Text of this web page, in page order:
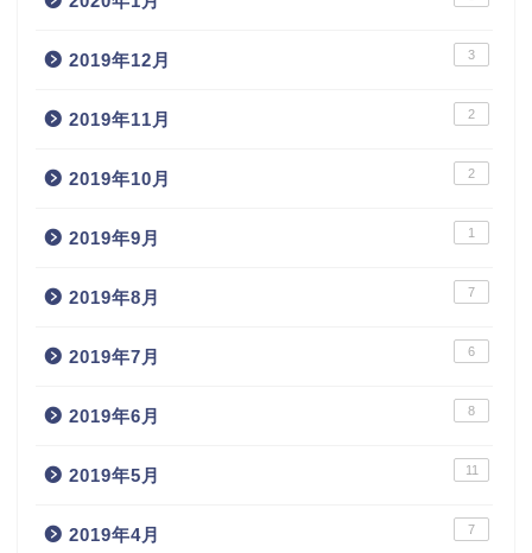
2019年12月 3
2019年11月 2
2019年10月 2
2019年9月 1
2019年8月 7
2019年7月 6
2019年6月 8
2019年5月 11
2019年4月 7